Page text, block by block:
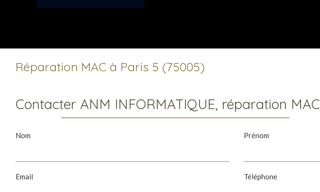
Réparation MAC à Paris 5 (75005)
Contacter ANM INFORMATIQUE, réparation MAC
Nom Prénom
Email Téléphone